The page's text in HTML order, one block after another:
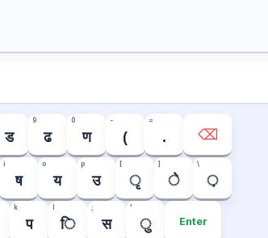
ड
9
ढ
0
ण
-
(
=
. ⌫
i
ष
o
य
p
उ
[
ृ
]
े
\
़
k
प ि
;
स
'
ु Enter